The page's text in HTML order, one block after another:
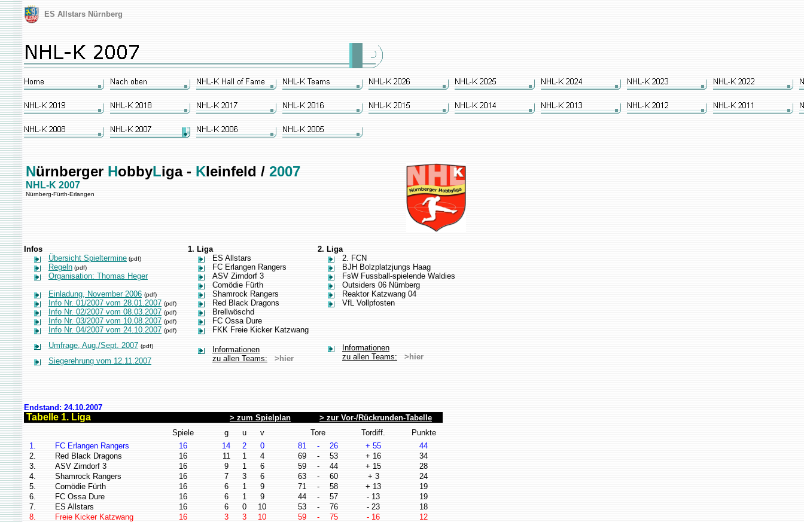
ES Allstars Nürnberg
Nürnberger HobbyLiga - Kleinfeld / 2007
NHL-K 2007
Nürnberg-Fürth-Erlangen
Infos 1. Liga
2. Liga
Übersicht Spieltermine (pdf)
Regeln (pdf)
Organisation: Thomas Heger
Einladung, November 2006 (pdf)
Info Nr. 01/2007 vom 28.01.2007 (pdf)
Info Nr. 02/2007 vom 08.03.2007 (pdf)
Info Nr. 03/2007 vom 10.08.2007 (pdf)
Info Nr. 04/2007 vom 24.10.2007 (pdf)
Umfrage, Aug./Sept. 2007 (pdf)
Siegerehrung vom 12.11.2007
ES Allstars
FC Erlangen Rangers
ASV Zirndorf 3
Comödie Fürth
Shamrock Rangers
Red Black Dragons
Brellwöschd
FC Ossa Dure
FKK Freie Kicker Katzwang
Informationen
zu allen Teams:
>hier
2. FCN
BJH Bolzplatzjungs Haag
FsW Fussball-spielende Waldies
Outsiders 06 Nürnberg
Reaktor Katzwang 04
VfL Vollpfosten
Informationen
zu allen Teams:
>hier
Endstand: 24.10.2007
Tabelle 1. Liga > zum Spielplan
> zur Vor-/Rückrunden-Tabelle
Spiele
g u v Tore Tordiff.
Punkte
1.
FC Erlangen Rangers 16 14 2 0 81 - 26 + 55
44
2.
Red Black Dragons 16 11 1 4 69 - 53 + 16
34
3.
ASV Zirndorf 3 16 9 1 6 59 - 44 + 15
28
4.
Shamrock Rangers 16 7 3 6 63 - 60 + 3
24
5.
Comödie Fürth 16 6 1 9 71 - 58 + 13
19
6.
FC Ossa Dure 16 6 1 9 44 - 57 - 13
19
7.
ES Allstars 16 6 0 10 53 - 76 - 23
18
8.
Freie Kicker Katzwang 16 3 3 10 59 - 75 - 16
12